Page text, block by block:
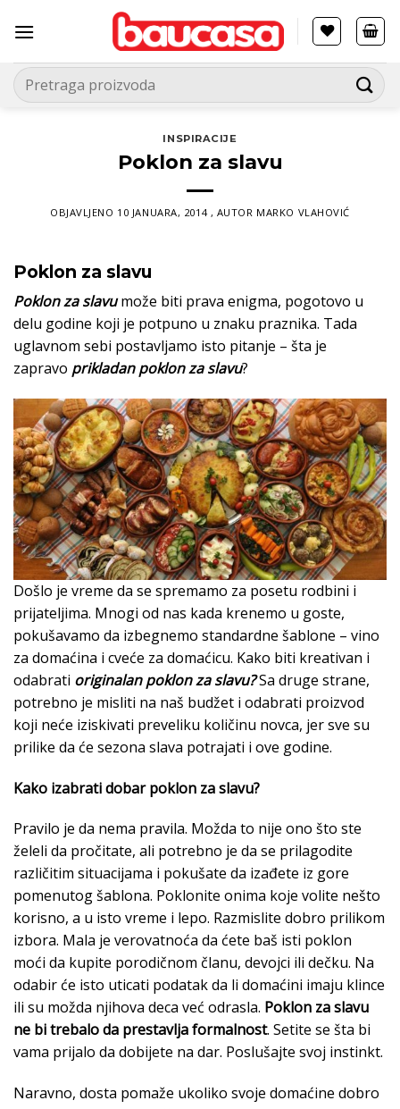
на
Pretraga
za:
INSPIRACIJE
Poklon za slavu
OBJAVLJENO 10 JANUARA, 2014 , AUTOR MARKO VLAHOVIĆ
Poklon za slavu
Poklon za slavumože biti prava enigma, pogotovo u
delu godine koji je potpuno u znaku praznika. Tada
uglavnom sebi postavljamo isto pitanje – šta je
zapravo prikladan poklon za slavu?
Došlo je vreme da se spremamo za posetu rodbini i
prijateljima. Mnogi od nas kada krenemo u goste,
pokušavamo da izbegnemo standardne šablone – vino
za domaćina i cveće za domaćicu. Kako biti kreativan i
odabrati originalan poklon za slavu?Sa druge strane,
potrebno je misliti na naš budžet i odabrati proizvod
koji neće iziskivati preveliku količinu novca, jer sve su
prilike da će sezona slava potrajati i ove godine.
Kako izabrati dobar poklon za slavu?
Pravilo je da nema pravila. Možda to nije ono što ste
želeli da pročitate, ali potrebno je da se prilagodite
različitim situacijama i pokušate da izađete iz gore
pomenutog šablona. Poklonite onima koje volite nešto
korisno, a u isto vreme i lepo. Razmislite dobro prilikom
izbora. Mala je verovatnoća da ćete baš isti poklon
moći da kupite porodičnom članu, devojci ili dečku. Na
odabir će isto uticati podatak da li domaćini imaju klince
ili su možda njihova deca već odrasla. Poklon za slavu
ne bi trebalo da prestavlja formalnost. Setite se šta bi
vama prijalo da dobijete na dar. Poslušajte svoj instinkt.
Naravno, dosta pomaže ukoliko svoje domaćine dobro